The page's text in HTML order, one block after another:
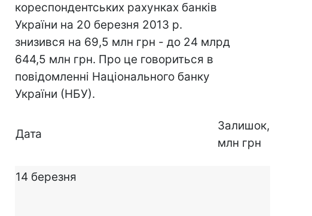
кореспондентських рахунках банків
України на 20 березня 2013 р.
знизився на 69,5 млн грн - до 24 млрд
644,5 млн грн. Про це говориться в
повідомленні Національного банку
України (НБУ).
Дата
Залишок,
млн грн
14 березня